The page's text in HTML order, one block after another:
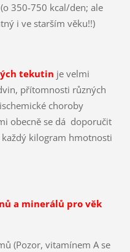
350-750 kcal/den; ale
i ve starším věku!!)
tekutin je velmi
přítomnosti různých
choroby
obecně se dá doporučit
kilogram hmotnosti
a minerálů pro věk
(Pozor, vitamínem A se